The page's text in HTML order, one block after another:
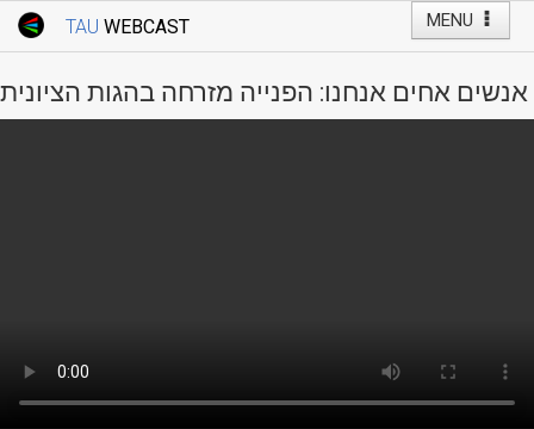
MENU
TAU WEBCAST
Webcast: Courses
Tel Aviv University
אנשים אחים אנחנו: הפנייה מזרחה בהגות הציונית